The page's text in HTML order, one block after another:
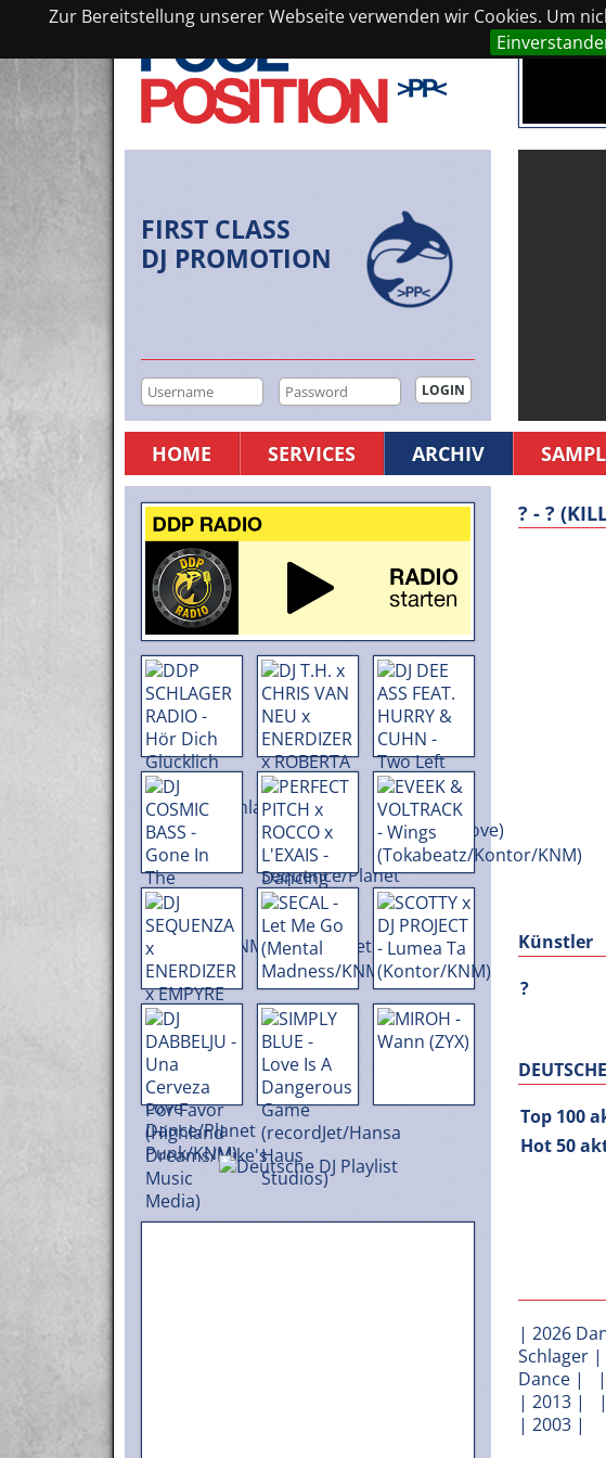
Zur Bereitstellung unserer Webseite verwenden wir Cookies. Um
FIRST CLASS
DJ PROMOTION
HOME SERVICES ARCHIV
? - ?
Künstler
?
Top 100
Hot 50
| 2026
Schlager
Dance | |
| 2013 | |
| 2003 |